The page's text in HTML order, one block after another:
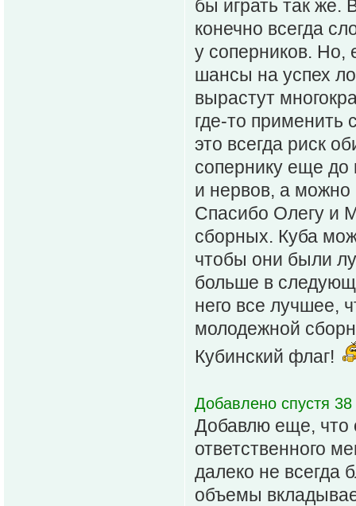
бы играть так же.
конечно всегда
у соперников. Но,
шансы на успех
вырастут
где-то применить
это всегда риск
сопернику еще до
и нервов, а
Спасибо Олегу и
сборных. Куба
чтобы они были
больше в
него все лучшее,
молодежной
Кубинский флаг!
Добавлено спустя
Добавлю еще, что
ответственного
далеко не всегда
объемы